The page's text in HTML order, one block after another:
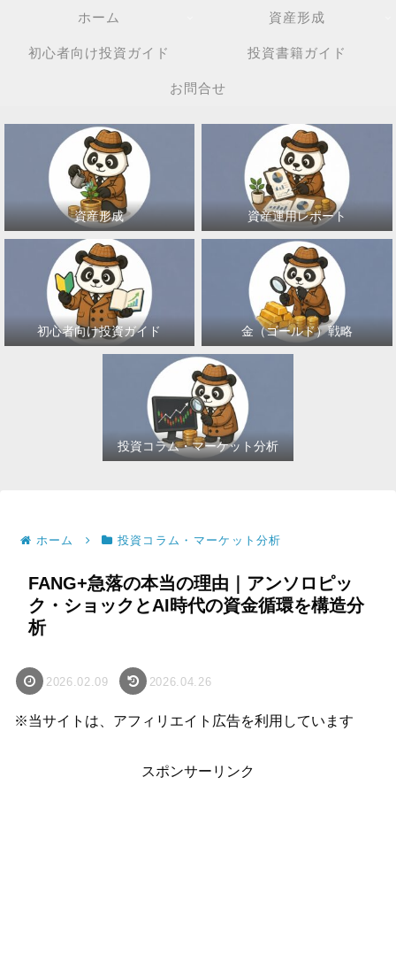
ホーム 資産形成
初心者向け投資ガイド 投資書籍ガイド
お問合せ
資産形成 資産運用レポート
初心者向け投資ガイド 金（ゴールド）戦略
投資コラム・マーケット分析
ホーム 投資コラム・マーケット分析
FANG+急落の本当の理由｜アンソロピッ
ク・ショックとAI時代の資金循環を構造分
析
2026.02.09 2026.04.26
※当サイトは、アフィリエイト広告を利用しています
スポンサーリンク